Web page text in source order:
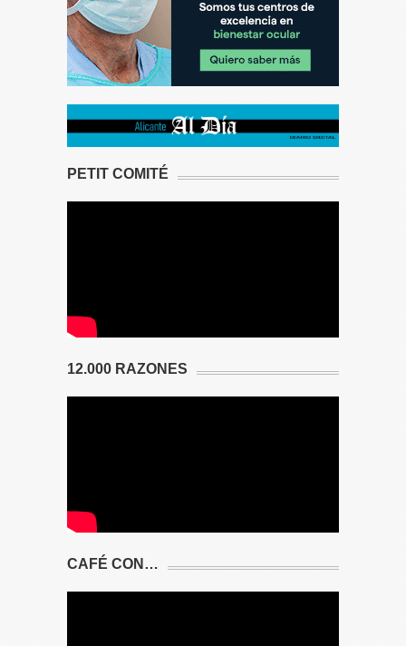
PETIT COMITÉ
12.000 RAZONES
CAFÉ CON…